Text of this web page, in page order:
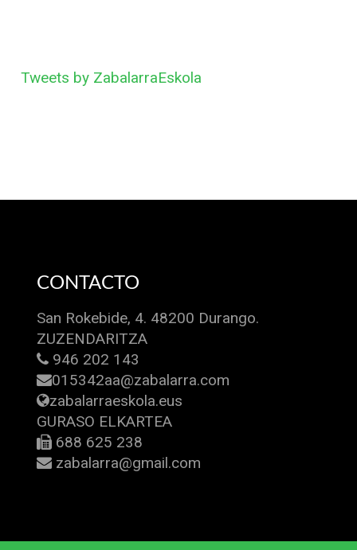
Tweets by ZabalarraEskola
CONTACTO
San Rokebide, 4. 48200 Durango.
ZUZENDARITZA
946 202 143
015342aa@zabalarra.com
zabalarraeskola.eus
GURASO ELKARTEA
688 625 238
zabalarra@gmail.com